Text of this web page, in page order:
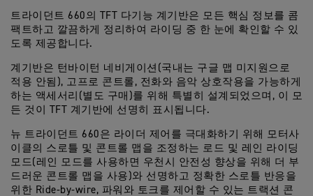
트라이던트 660의 TFT 다기능 계기반은 모든 핵심 정보를 콤
팩트하고 깔끔하게 정리하여 라이딩 중 한 눈에 확인할 수 있
도록 제공합니다.
계기반은 턴바이턴 네비게이션(국내는 구글 맵 미지원으로
적용 안됨), 고프로 콘트롤, 전화와 음악 상호작용을 가능하게
하는 액세서리(별도 구매)를 위해 특별히 설계되었으며, 이 모
든 것이 TFT 계기반에 선명히 표시됩니다.
뉴 트라이던트 660은 라이더 제어를 극대화하기 위해 모터사
이클의 스로틀 및 콘트롤 맵을 조정하는 로드 및 레인 라이딩
모드(레인 모드를 사용하면 우천시 안전성 향상을 위해 더 부
드러운 콘트롤 맵을 사용)와 선명하고 정확한 스로틀 반응을
위한 Ride-by-wire, 파워와 토크를 제어할 수 있는 트랙션 콘